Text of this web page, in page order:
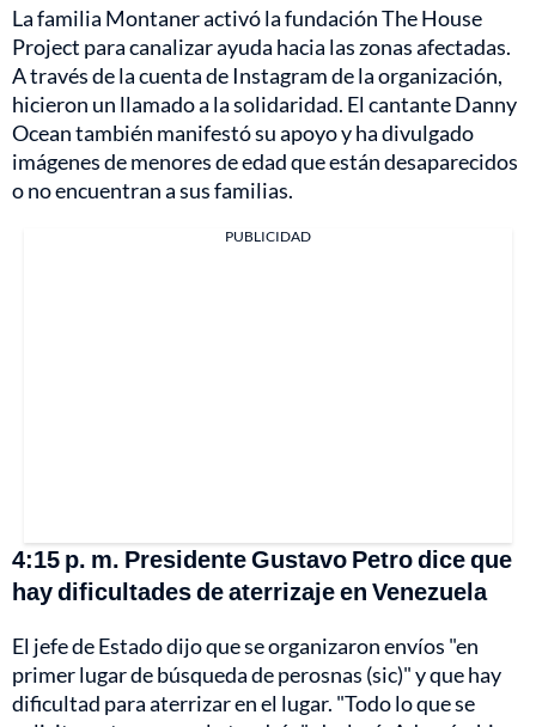
La familia Montaner activó la fundación The House
Project para canalizar ayuda hacia las zonas afectadas.
A través de la cuenta de Instagram de la organización,
hicieron un llamado a la solidaridad. El cantante Danny
Ocean también manifestó su apoyo y ha divulgado
imágenes de menores de edad que están desaparecidos
o no encuentran a sus familias.
PUBLICIDAD
4:15 p. m. Presidente Gustavo Petro dice que
hay dificultades de aterrizaje en Venezuela
El jefe de Estado dijo que se organizaron envíos "en
primer lugar de búsqueda de perosnas (sic)" y que hay
dificultad para aterrizar en el lugar. "Todo lo que se